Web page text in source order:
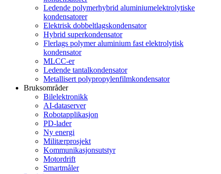
Ledende polymerhybrid aluminiumelektrolytiske
kondensatorer
Elektrisk dobbeltlagskondensator
Hybrid superkondensator
Flerlags polymer aluminium fast elektrolytisk
kondensator
MLCC-er
Ledende tantalkondensator
Metallisert polypropylenfilmkondensator
Bruksområder
Bilelektronikk
AI-dataserver
Robotapplikasjon
PD-lader
Ny energi
Militærprosjekt
Kommunikasjonsutstyr
Motordrift
Smartmåler